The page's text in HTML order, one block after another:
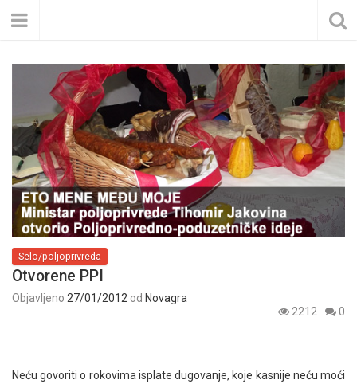
Selo/poljoprivreda
Otvorene PPI
Objavljeno 27/01/2012 od Novagra
2212
0
Neću govoriti o rokovima isplate dugovanje, koje kasnije neću moći